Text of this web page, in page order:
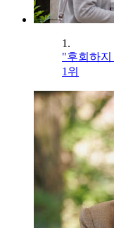
1.
"후회하
1위